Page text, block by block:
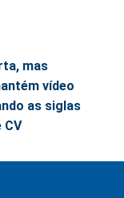
mas
vídeo
as siglas
CV